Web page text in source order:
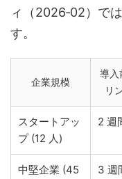
ィ（2026‑02）で
す。
企業規模
導入
リ
スタートアッ
プ (12 人)
2 週
中堅企業 (45
3 週